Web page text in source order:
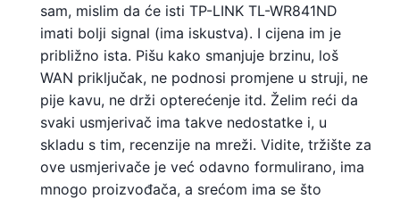
sam, mislim da će isti TP-LINK TL-WR841ND
imati bolji signal (ima iskustva). I cijena im je
približno ista. Pišu kako smanjuje brzinu, loš
WAN priključak, ne podnosi promjene u struji, ne
pije kavu, ne drži opterećenje itd. Želim reći da
svaki usmjerivač ima takve nedostatke i, u
skladu s tim, recenzije na mreži. Vidite, tržište za
ove usmjerivače je već odavno formulirano, ima
mnogo proizvođača, a srećom ima se što